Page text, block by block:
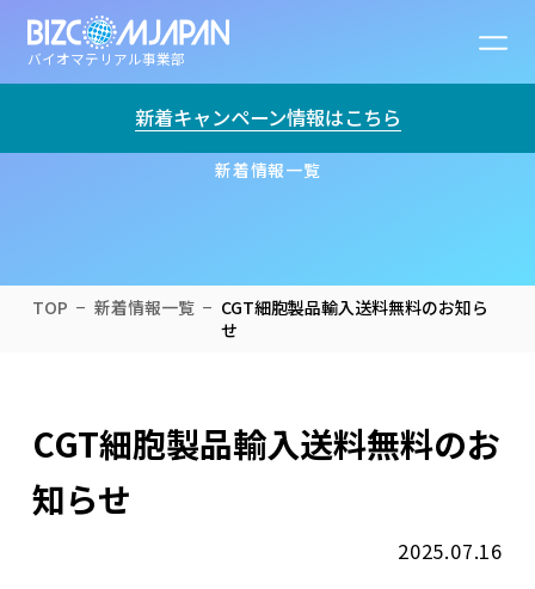
バイオマテリアル事業部
新着キャンペーン情報はこちら
NEWS
新着情報一覧
TOP 新着情報一覧
CGT細胞製品輸入送料無料のお知ら
せ
CGT細胞製品輸入送料無料のお
知らせ
2025.07.16